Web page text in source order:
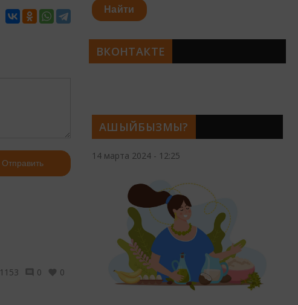
Отправить
1153 0 0
АШЫЙБЫЗМЫ?
14 марта 2024 - 12:25
Найти
ВКОНТАКТЕ